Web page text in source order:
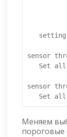
sensor
Set
sensor
Set
Меняем
пороговые